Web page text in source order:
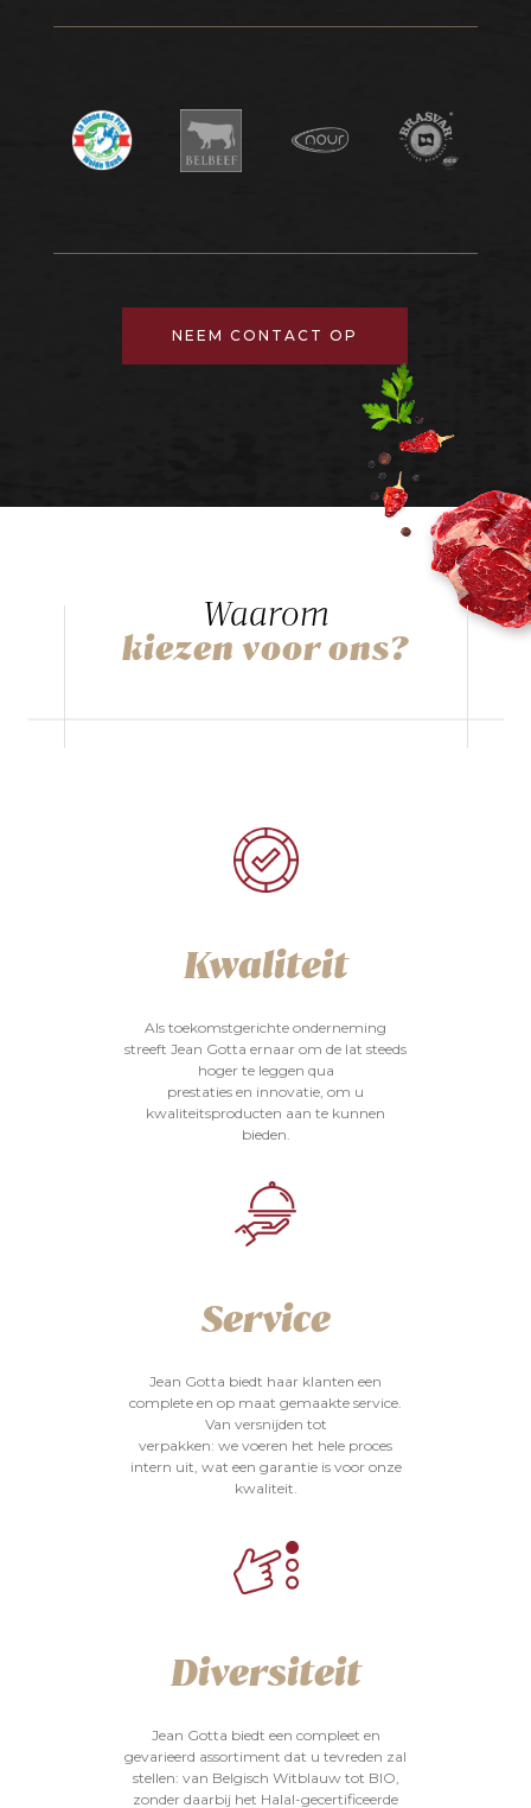
NEEM CONTACT OP
Waarom
kiezen voor ons?
Kwaliteit
Als toekomstgerichte onderneming
streeft Jean Gotta ernaar om de lat steeds
hoger te leggen qua
prestaties en innovatie, om u
kwaliteitsproducten aan te kunnen
bieden.
Service
Jean Gotta biedt haar klanten een
complete en op maat gemaakte service.
Van versnijden tot
verpakken: we voeren het hele proces
intern uit, wat een garantie is voor onze
kwaliteit.
Diversiteit
Jean Gotta biedt een compleet en
gevarieerd assortiment dat u tevreden zal
stellen: van Belgisch Witblauw tot BIO,
zonder daarbij het Halal-gecertificeerde